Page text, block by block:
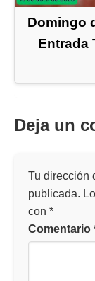
Domingo
Entrada
Deja un
Tu dirección
publicada.
con *
Comentario